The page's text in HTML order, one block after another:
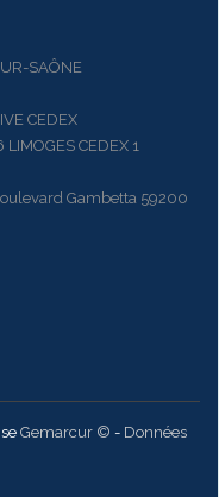
SAÔNE
CEDEX
CEDEX 1
Gambetta 59200
Gemarcur © - Données